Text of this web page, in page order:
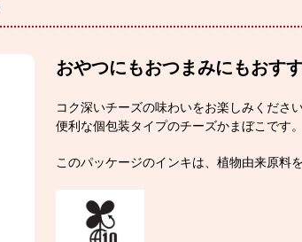
おやつにもおつまみにもおすす
コク深いチーズの味わいをお楽しみください
便利な個包装タイプのチーズかまぼこです。
このパッケージのインキは、植物由来原料